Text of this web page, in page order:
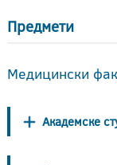
Предмети
Медицински
Академске